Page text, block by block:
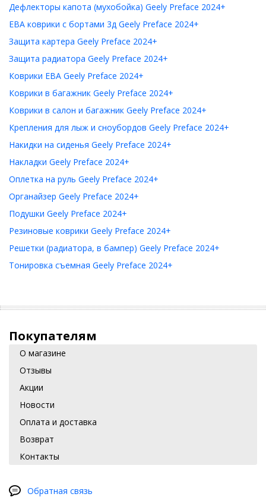
Дефлекторы капота (мухобойка) Geely Preface 2024+
ЕВА коврики с бортами 3д Geely Preface 2024+
Защита картера Geely Preface 2024+
Защита радиатора Geely Preface 2024+
Коврики ЕВА Geely Preface 2024+
Коврики в багажник Geely Preface 2024+
Коврики в салон и багажник Geely Preface 2024+
Крепления для лыж и сноубордов Geely Preface 2024+
Накидки на сиденья Geely Preface 2024+
Накладки Geely Preface 2024+
Оплетка на руль Geely Preface 2024+
Органайзер Geely Preface 2024+
Подушки Geely Preface 2024+
Резиновые коврики Geely Preface 2024+
Решетки (радиатора, в бампер) Geely Preface 2024+
Тонировка съемная Geely Preface 2024+
Покупателям
О магазине
Отзывы
Акции
Новости
Оплата и доставка
Возврат
Контакты
Обратная связь